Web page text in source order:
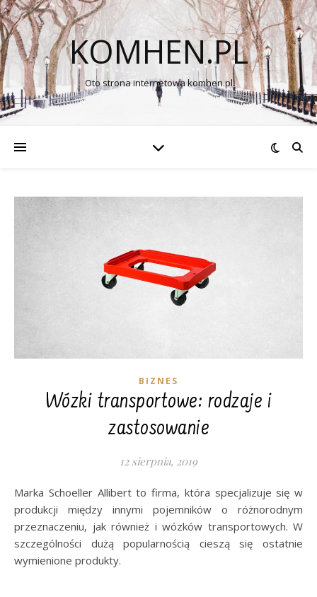
KOMHEN.PL
Oto strona internetowa komhen.pl
BIZNES
Wózki transportowe: rodzaje i
zastosowanie
12 sierpnia, 2019
Marka Schoeller Allibert to firma, która specjalizuje się w
produkcji między innymi pojemników o różnorodnym
przeznaczeniu, jak również i wózków transportowych. W
szczególności dużą popularnością cieszą się ostatnie
wymienione produkty.